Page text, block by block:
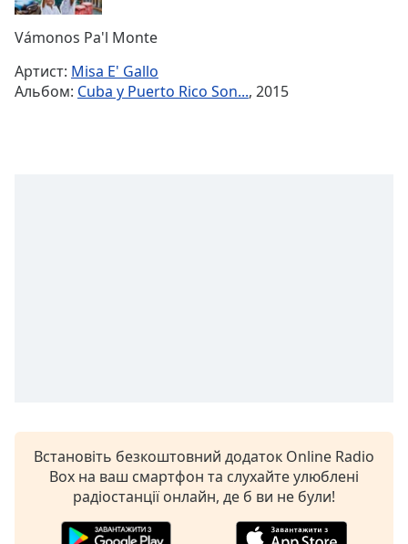
Time-
1x
settings
dialog
subtitles
selected
Vámonos Pa'l Monte
Артист: Misa E' Gallo
Альбом: Cuba y Puerto Rico Son..., 2015
Встановіть безкоштовний додаток Online Radio
Box на ваш смартфон та слухайте улюблені
радіостанції онлайн, де б ви не були!